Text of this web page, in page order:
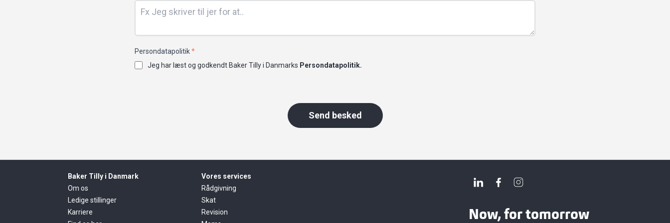
Persondatapolitik*
Jeg har læst og godkendt Baker Tilly i Danmarks Persondatapolitik.
Send besked
Baker Tilly i Danmark
Om os
Ledige stillinger
Karriere
Vores services
Rådgivning
Skat
Revision
Now, for tomorrow